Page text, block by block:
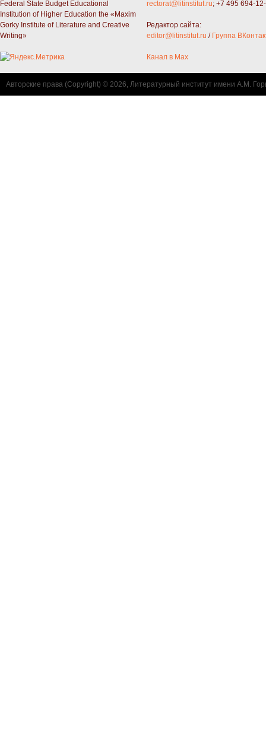
Federal State Budget Educational
Institution of Higher Education the «Maxim
Gorky Institute of Literature and Creative
Writing»
rectorat@litinstitut.ru; +7 495 694-
Редактор сайта:
editor@litinstitut.ru / Группа
Канал в Max
Авторские права (Copyright) © 2026, Литературный институт имени А.М.